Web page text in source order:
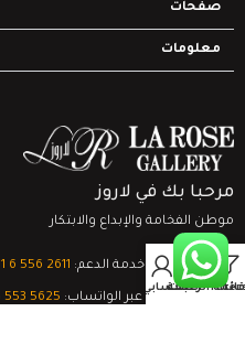
صفحات
معلومات
مرحبا بك في لاروز
موطن الفخامة والإبداع والابتكار
تواصل مع خدمة الدعم: 6 556 2611
الدعم الفني عبر الواتساب: 553 5625
قائمة الرغبات
0
السلةحسابي